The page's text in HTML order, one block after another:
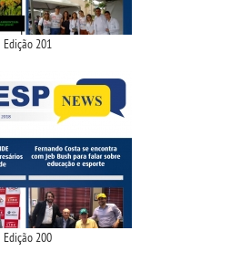
Edição 201
Edição 200